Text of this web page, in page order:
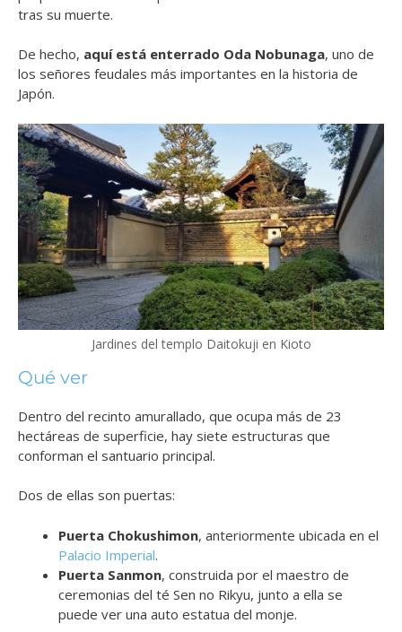
tras su muerte.
De hecho, aquí está enterrado Oda Nobunaga, uno de
los señores feudales más importantes en la historia de
Japón.
Jardines del templo Daitokuji en Kioto
Qué ver
Dentro del recinto amurallado, que ocupa más de 23
hectáreas de superficie, hay siete estructuras que
conforman el santuario principal.
Dos de ellas son puertas:
Puerta Chokushimon, anteriormente ubicada en el
Palacio Imperial.
Puerta Sanmon, construida por el maestro de
ceremonias del té Sen no Rikyu, junto a ella se
puede ver una auto estatua del monje.